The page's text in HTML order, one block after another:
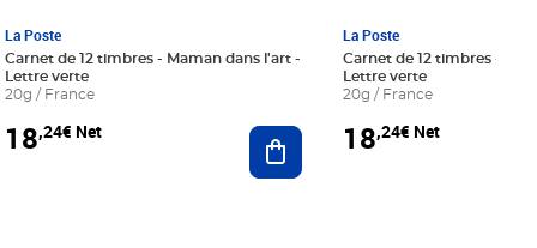
au panier
La Poste
Carnet de 12 timbres - Maman dans l'art -
Lettre verte
20g / France
18,24€ Net Ajouter au panier
La Poste
Carnet de 12 timbres - Le
Lettre verte
20g / France
18,24€ Net